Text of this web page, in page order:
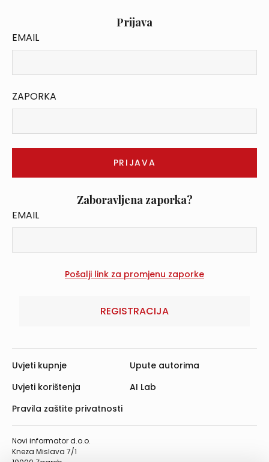
Prijava
EMAIL
ZAPORKA
Zaboravljena zaporka?
EMAIL
REGISTRACIJA
Novi informator d.o.o.
Kneza Mislava 7/1
Uvjeti kupnje
Uvjeti korištenja
Pravila zaštite privatnosti
Upute autorima
AI Lab